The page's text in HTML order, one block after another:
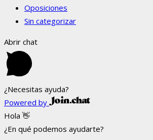
Oposiciones
Sin categorizar
Abrir chat
¿Necesitas ayuda?
Powered by
Hola 👋
¿En qué podemos ayudarte?